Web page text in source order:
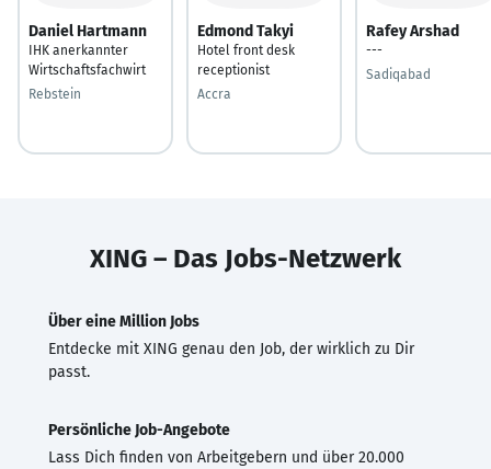
Daniel Hartmann
IHK anerkannter
Wirtschaftsfachwirt
Rebstein
Edmond Takyi
Hotel front desk
receptionist
Accra
Rafey Arshad
---
Sadiqabad
XING – Das Jobs-Netzwerk
Über eine Million Jobs
Entdecke mit XING genau den Job, der wirklich zu Dir
passt.
Persönliche Job-Angebote
Lass Dich finden von Arbeitgebern und über 20.000